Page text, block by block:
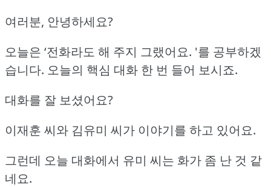
여러분, 안녕하세요?
오늘은 ‘전화라도 해 주지 그랬어요. '를 공부하겠
습니다. 오늘의 핵심 대화 한 번 들어 보시죠.
대화를 잘 보셨어요?
이재훈 씨와 김유미 씨가 이야기를 하고 있어요.
그런데 오늘 대화에서 유미 씨는 화가 좀 난 것 같
네요.